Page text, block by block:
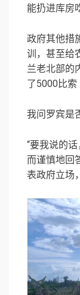
能扔进库房
政府其他措
训，甚至给
兰老北部的
了5000比索
我问罗宾是
“要我说的
而谨慎地回
表政府立场